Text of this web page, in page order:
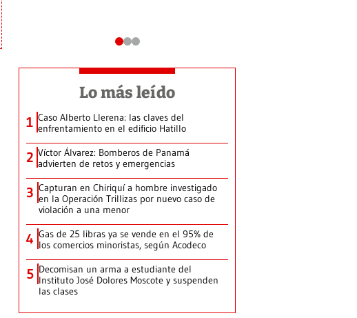
Lo más leído
1 Caso Alberto Llerena: las claves del
enfrentamiento en el edificio Hatillo
2 Víctor Álvarez: Bomberos de Panamá
advierten de retos y emergencias
3 Capturan en Chiriquí a hombre investigado
en la Operación Trillizas por nuevo caso de
violación a una menor
4 Gas de 25 libras ya se vende en el 95% de
los comercios minoristas, según Acodeco
5 Decomisan un arma a estudiante del
Instituto José Dolores Moscote y suspenden
las clases